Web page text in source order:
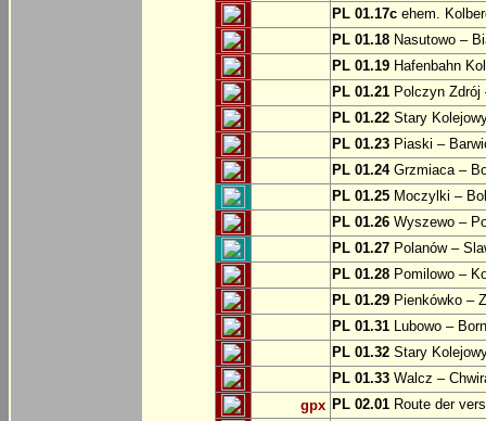
PL 01.17c ehem.
PL 01.18 Nasutowo –
PL 01.19 Hafenbahn
PL 01.21 Polczyn
PL 01.22 Stary
PL 01.23 Piaski –
PL 01.24Grzmiaca –
PL 01.25 Moczylki –
PL 01.26 Wyszewo –
PL 01.27 Polanów –
PL 01.28 Pomilowo –
PL 01.29 Pienkówko –
PL 01.31 Lubowo –
PL 01.32 Stary
PL 01.33 Walcz –
gpx PL 02.01 Route der